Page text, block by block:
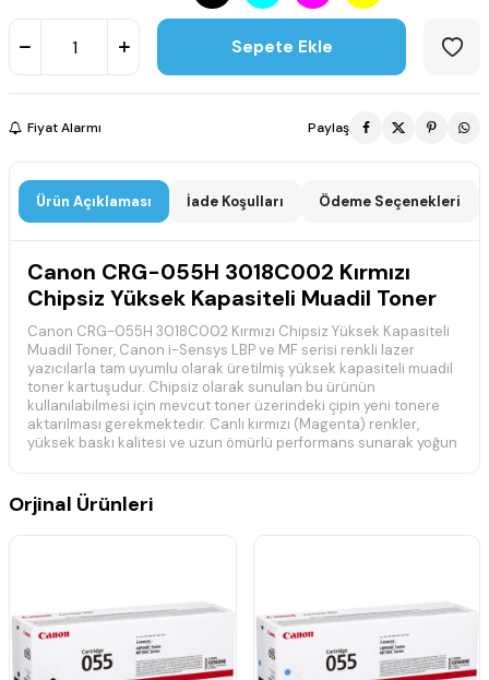
Sepete Ekle
Fiyat Alarmı Paylaş
Ürün Açıklaması İade Koşulları Ödeme Seçenekleri
Canon CRG-055H 3018C002 Kırmızı
Chipsiz Yüksek Kapasiteli Muadil Toner
Canon CRG-055H 3018C002 Kırmızı Chipsiz Yüksek Kapasiteli
Muadil Toner, Canon i-Sensys LBP ve MF serisi renkli lazer
yazıcılarla tam uyumlu olarak üretilmiş yüksek kapasiteli muadil
toner kartuşudur. Chipsiz olarak sunulan bu ürünün
kullanılabilmesi için mevcut toner üzerindeki çipin yeni tonere
aktarılması gerekmektedir. Canlı kırmızı (Magenta) renkler,
yüksek baskı kalitesi ve uzun ömürlü performans sunarak yoğun
📋 Teknik Özellikler
Muadil Toner
Baskı Teknolojisi:Renkli Lazer
Yaklaşık Baskı Kapasitesi:
5.900 Sayfa
Uyumluluk:
Canon i-Sensys LBP ve MF Serisi
Durum:Muadil (Chipsiz)
Orjinal Ürünleri